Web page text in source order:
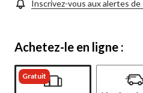
Inscrivez-vous aux alertes de
Achetez-le en ligne :
Gratuit